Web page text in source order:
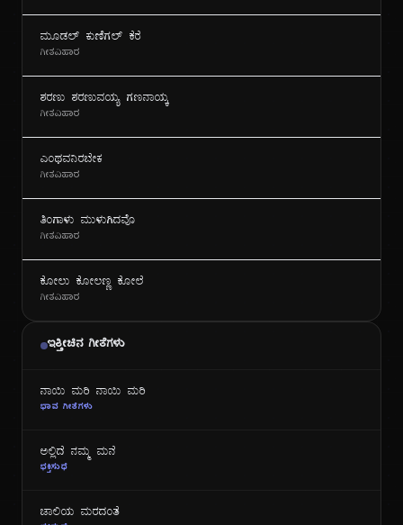
ಮೂಡಲ್ ಕುಣಿಗಲ್ ಕೆರೆ
ಗೀತವಿಹಾರ
ಶರಣು ಶರಣುವಯ್ಯ ಗಣನಾಯ್ಕ
ಗೀತವಿಹಾರ
ಎಂಥವನಿರಬೇಕ
ಗೀತವಿಹಾರ
ತಿಂಗಾಳು ಮುಳುಗಿದವೊ
ಗೀತವಿಹಾರ
ಕೋಲು ಕೋಲಣ್ಣ ಕೋಲೆ
ಗೀತವಿಹಾರ
ಇತ್ತೀಚಿನ ಗೀತೆಗಳು
ನಾಯಿ ಮರಿ ನಾಯಿ ಮರಿ
ಭಾವ ಗೀತೆಗಳು
ಅಲ್ಲಿದೆ ನಮ್ಮ ಮನೆ
ಭಕ್ತಿಸುಧೆ
ಜಾಲಿಯ ಮರದಂತೆ